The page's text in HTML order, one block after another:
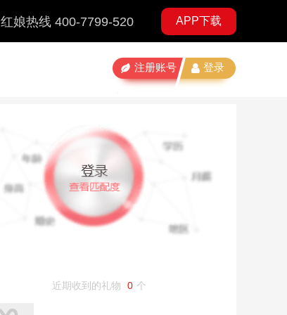
红娘热线 400-7799-520 APP下载
登录
注册账号
近期收到的礼物 0 个